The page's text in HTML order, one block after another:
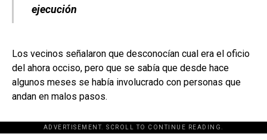
ejecución
Los vecinos señalaron que desconocían cual era el oficio
del ahora occiso, pero que se sabía que desde hace
algunos meses se había involucrado con personas que
andan en malos pasos.
ADVERTISEMENT. SCROLL TO CONTINUE READING.
[adsforwp id="243463"]